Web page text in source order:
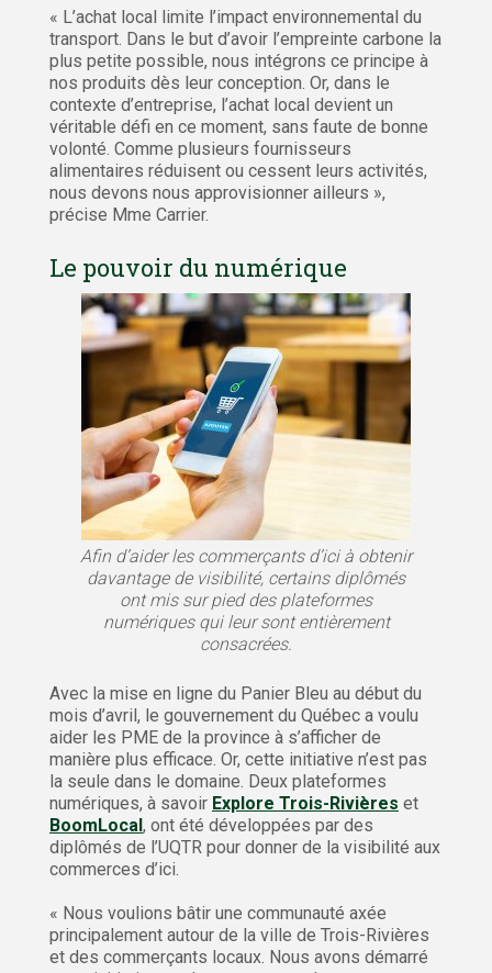
« L’achat local limite l’impact environnemental du
transport. Dans le but d’avoir l’empreinte carbone la
plus petite possible, nous intégrons ce principe à
nos produits dès leur conception. Or, dans le
contexte d’entreprise, l’achat local devient un
véritable défi en ce moment, sans faute de bonne
volonté. Comme plusieurs fournisseurs
alimentaires réduisent ou cessent leurs activités,
nous devons nous approvisionner ailleurs »,
précise Mme Carrier.
Le pouvoir du numérique
Afin d’aider les commerçants d’ici à obtenir
davantage de visibilité, certains diplômés
ont mis sur pied des plateformes
numériques qui leur sont entièrement
consacrées.
Avec la mise en ligne du Panier Bleu au début du
mois d’avril, le gouvernement du Québec a voulu
aider les PME de la province à s’afficher de
manière plus efficace. Or, cette initiative n’est pas
la seule dans le domaine. Deux plateformes
numériques, à savoir Explore Trois-Rivières et
BoomLocal, ont été développées par des
diplômés de l’UQTR pour donner de la visibilité aux
commerces d’ici.
« Nous voulions bâtir une communauté axée
principalement autour de la ville de Trois-Rivières
et des commerçants locaux. Nous avons démarré